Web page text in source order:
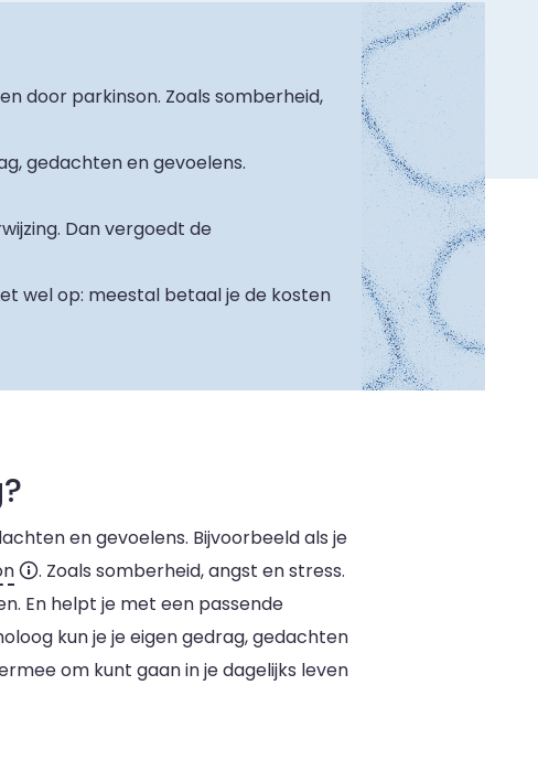
door parkinson. Zoals somberheid,
gedachten en gevoelens.
Dan vergoedt de
wel op: meestal betaal je de kosten
en gevoelens. Bijvoorbeeld als je
. Zoals somberheid, angst en stress.
En helpt je met een passende
kun je je eigen gedrag, gedachten
om kunt gaan in je dagelijks leven